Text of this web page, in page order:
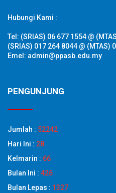
Hubungi Kami :
Tel: (SRIAS) 06 677 1554 @
(SRIAS) 017 264 8044 @ (MTAS)
Emel: admin@ppasb.edu.my
PENGUNJUNG
Jumlah : 52242
Hari Ini : 28
Kelmarin : 66
Bulan Ini : 426
Bulan Lepas : 1327